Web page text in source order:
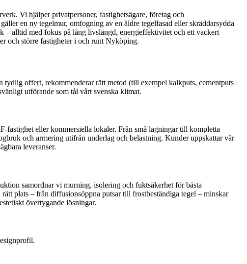
Vi hjälper privatpersoner, fastighetsägare, företag och
en ny tegelmur, omfogning av en äldre tegelfasad eller skräddarsydda
– alltid med fokus på lång livslängd, energieffektivitet och ett vackert
och större fastigheter i och runt Nyköping.
offert, rekommenderar rätt metod (till exempel kalkputs, cementputs
utförande som tål vårt svenska klimat.
eller kommersiella lokaler. Från små lagningar till kompletta
och armering utifrån underlag och belastning. Kunder uppskattar vår
leveranser.
samordnar vi murning, isolering och fuktsäkerhet för bästa
plats – från diffusionsöppna putsar till frostbeständiga tegel – minskar
övertygande lösningar.